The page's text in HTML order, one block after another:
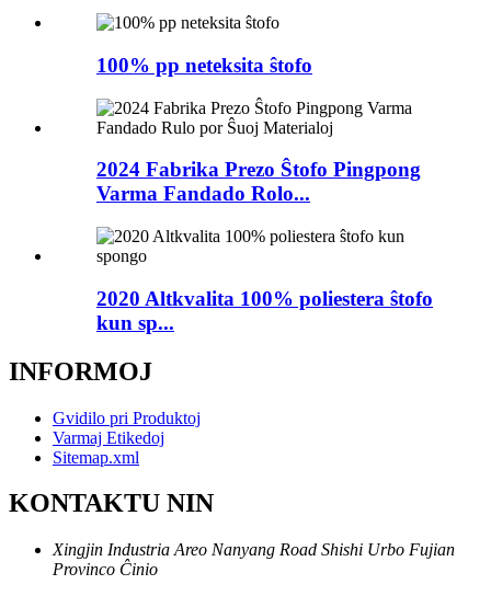
100% pp neteksita ŝtofo
2024 Fabrika Prezo Ŝtofo Pingpong
Varma Fandado Rolo...
2020 Altkvalita 100% poliestera ŝtofo
kun sp...
INFORMOJ
Gvidilo pri Produktoj
Varmaj Etikedoj
Sitemap.xml
KONTAKTU NIN
Xingjin Industria Areo Nanyang Road Shishi Urbo Fujian
Provinco Ĉinio